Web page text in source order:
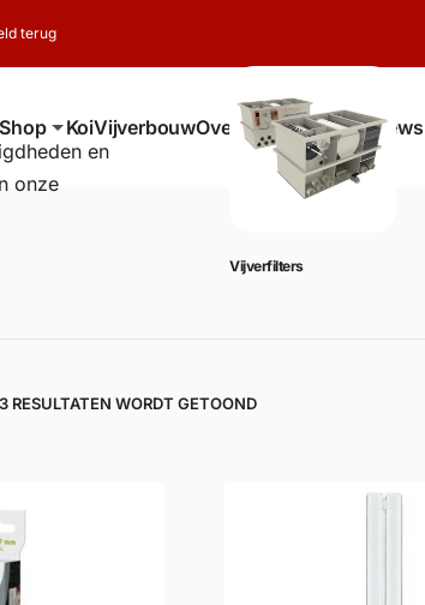
terug
Shop KoiVijverbouwOver onsContactReviews
en
onze
Vijverfilters
RESULTATEN WORDT GETOOND